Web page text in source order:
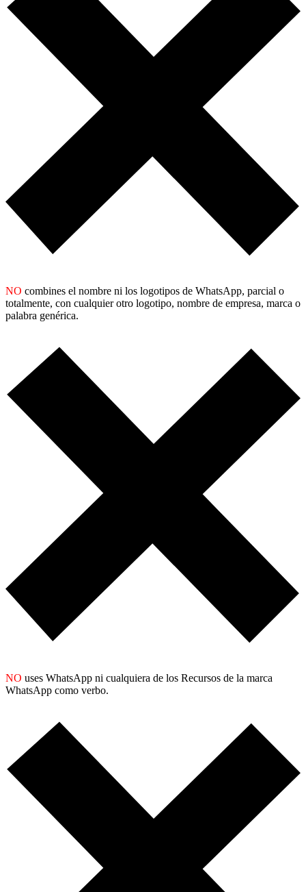
NO combines el nombre ni los logotipos de WhatsApp, parcial o
totalmente, con cualquier otro logotipo, nombre de empresa, marca o
palabra genérica.
NO uses WhatsApp ni cualquiera de los Recursos de la marca
WhatsApp como verbo.